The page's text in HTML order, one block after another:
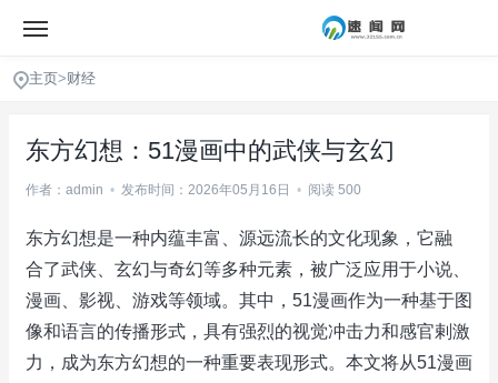
主页>财经
东方幻想：51漫画中的武侠与玄幻
作者：admin • 发布时间：2026年05月16日 • 阅读 500
东方幻想是一种内蕴丰富、源远流长的文化现象，它融
合了武侠、玄幻与奇幻等多种元素，被广泛应用于小说、
漫画、影视、游戏等领域。其中，51漫画作为一种基于图
像和语言的传播形式，具有强烈的视觉冲击力和感官剌激
力，成为东方幻想的一种重要表现形式。本文将从51漫画